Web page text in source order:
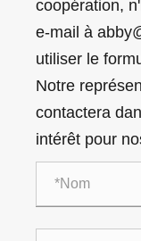
coopération,
e-mail à
utiliser le
Notre
contactera
intérêt pour